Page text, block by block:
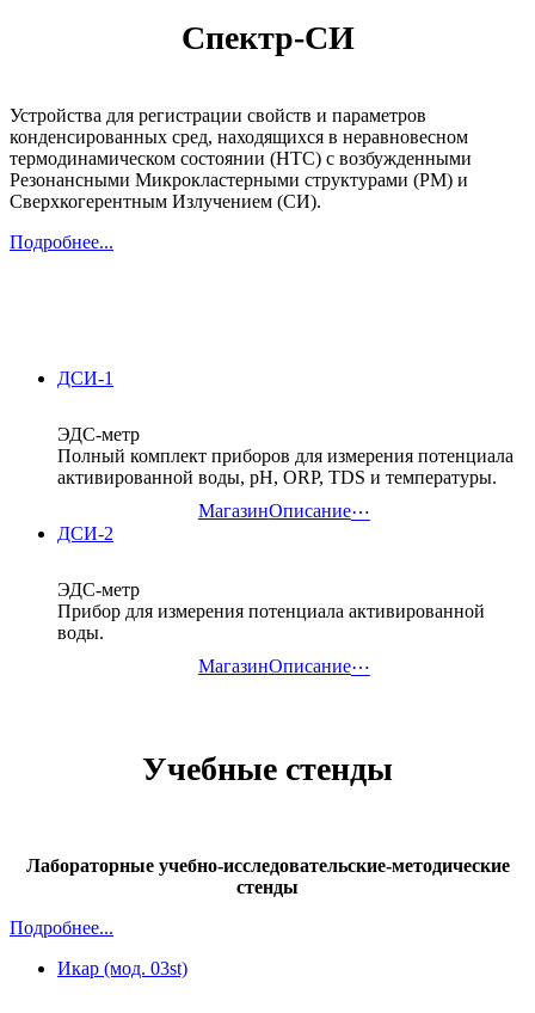
Спектр-СИ
Устройства для регистрации свойств и параметров
конденсированных сред, находящихся в неравновесном
термодинамическом состоянии (НТС) с возбужденными
Резонансными Микрокластерными структурами (РМ) и
Сверхкогерентным Излучением (СИ).
Подробнее...
ДСИ-1
ЭДС-метр
Полный комплект приборов для измерения потенциала
активированной воды, pH, ORP, TDS и температуры.
МагазинОписание⋯
ДСИ-2
ЭДС-метр
Прибор для измерения потенциала активированной
воды.
МагазинОписание⋯
Учебные стенды
Лабораторные учебно-исследовательские-методические
стенды
Подробнее...
Икар (мод. 03st)